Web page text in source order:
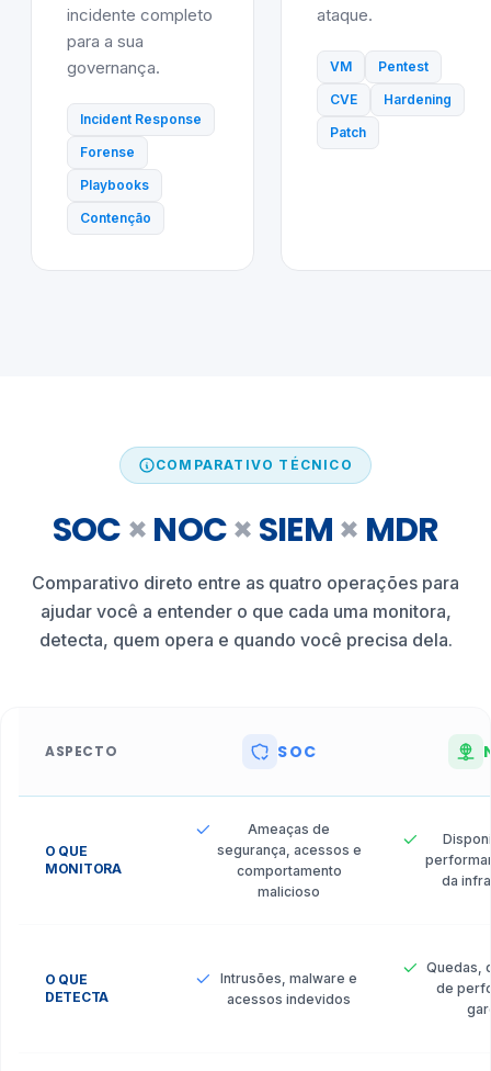
incidente completo
para a sua
governança.
Incident Response
Forense
Playbooks
Contenção
ataque.
VM
Pentest
CVE
Hardening
Patch
COMPARATIVO TÉCNICO
SOC×NOC×SIEM× MDR
Comparativo direto entre as quatro operações para
ajudar você a entender o que cada uma monitora,
detecta, quem opera e quando você precisa dela.
ASPECTO SOC
O QUE
MONITORA
Ameaças de
segurança, acessos e
comportamento
malicioso
da
O QUE
DETECTA
Intrusões, malware e
acessos indevidos
Quedas,
de